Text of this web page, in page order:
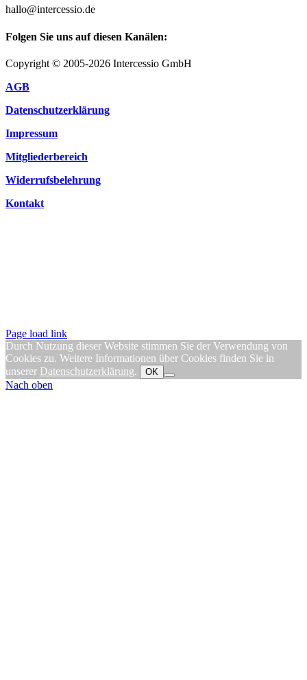
hallo@intercessio.de
Folgen Sie uns auf diesen Kanälen:
Copyright © 2005-2026 Intercessio GmbH
AGB
Datenschutzerklärung
Impressum
Mitgliederbereich
Widerrufsbelehrung
Kontakt
Page load link
Durch Nutzung dieser Website stimmen Sie der Verwendung von
Cookies zu. Weitere Informationen über Cookies finden Sie in
unserer Datenschutzerklärung. OK
Nach oben